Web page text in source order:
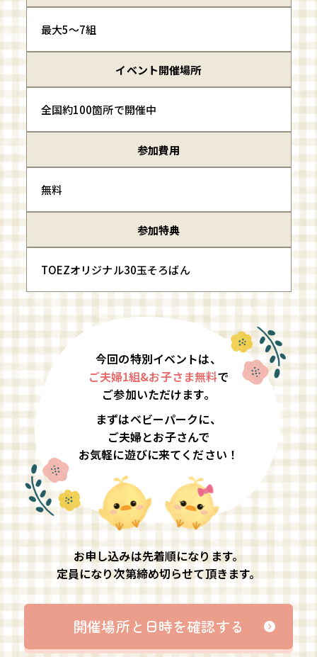
最大5〜7組
イベント開催場所
全国約100箇所で開催中
参加費用
無料
参加特典
TOEZオリジナル30玉そろばん
今回の特別イベントは、
ご夫婦1組&お子さま無料で
ご参加いただけます。
まずはベビーパークに、
ご夫婦とお子さんで
お気軽に遊びに来てください！
お申し込みは先着順になります。
定員になり次第締め切らせて頂きます。
開催場所と日時を確認する